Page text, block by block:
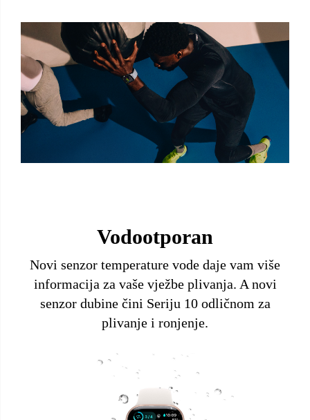
Vodootporan
Novi senzor temperature vode daje vam više
informacija za vaše vježbe plivanja. A novi
senzor dubine čini Seriju 10 odličnom za
plivanje i ronjenje.